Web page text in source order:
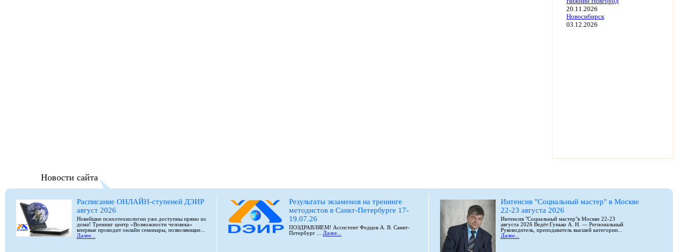
20.11.2026
Новосибирск
03.12.2026
Новости сайта
Расписание ОНЛАЙН-ступеней ДЭИР
август 2026
Новейшие психотехнологии уже доступны прямо из
дома! Тренинг центр «Возможности человека»
впервые проводит онлайн семинары, позволяющие...
Далее...
Результаты экзаменов на тренинге
методистов в Санкт-Петербурге 17-
19.07.26
ПОЗДРАВЛЯЕМ! Ассистент Федцов А. В. Санкт-
Петербург ...
Далее...
Интенсив "Социальный мастер" в Москве
22-23 августа 2026
Интенсив "Социальный мастер"в Москве 22-23
августа 2026 Ведёт:Гунько А. Н. — Региональный
Руководитель, преподаватель высшей категории...
Далее...